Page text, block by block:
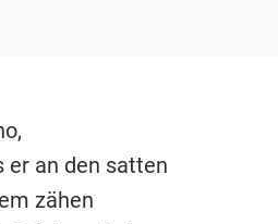
er an den satten
zähen